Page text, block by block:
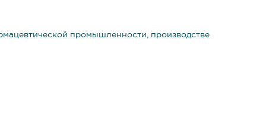
промышленности, производстве